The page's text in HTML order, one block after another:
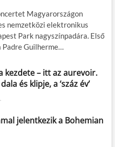
Magyarországon
nemzetközi elektronikus
Park nagyszínpadára. Első
Guilherme…
kezdete – itt az aurevoir.
és klipje, a ‘száz év’
jelentkezik a Bohemian